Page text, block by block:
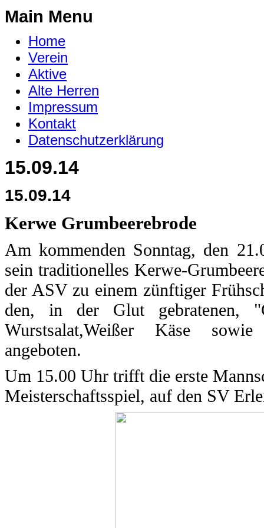
Main Menu
Home
Verein
Aktive
Alte Herren
Impressum
Kontakt
Datenschutzerklärung
15.09.14
15.09.14
Kerwe Grumbeerebrode
Am kommenden Sonntag, den
sein traditionelles Kerwe-
der ASV zu einem zünftiger
den, in der Glut gebratenen,
Wurstsalat,Weißer Käse
angeboten.
Um 15.00 Uhr trifft die erste
Meisterschaftsspiel, auf den SV